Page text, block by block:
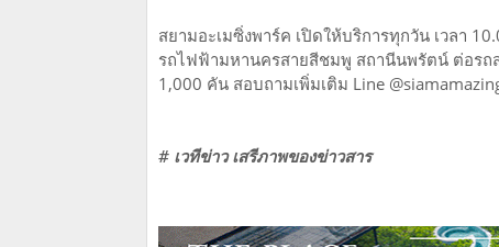
สยามอะเมซิ่งพาร์ค เปิดให้บริการทุกวัน เวลา
รถไฟฟ้ามหานครสายสีชมพู สถานีนพรัตน์ ต่อรถ
1,000 คัน สอบถามเพิ่มเติม Line
# เวทีข่าว เสรีภาพของข่าวสาร